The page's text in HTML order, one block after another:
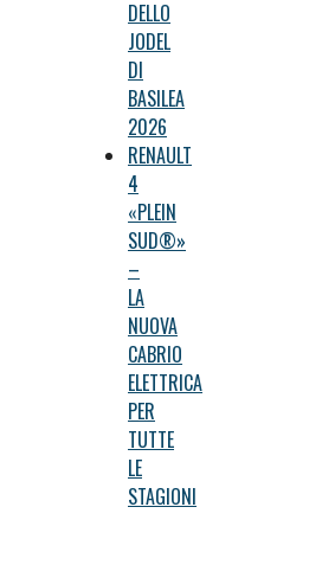
DELLO
JODEL
DI
BASILEA
2026
RENAULT
4
«PLEIN
SUD®»
–
LA
NUOVA
CABRIO
ELETTRICA
PER
TUTTE
LE
STAGIONI